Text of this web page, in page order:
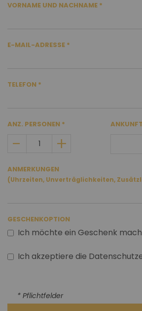
VORNAME UND NACHNAME
E-MAIL-ADRESSE
TELEFON
ANZ. PERSONEN
ANMERKUNGEN
(Uhrzeiten, Unverträglichkeiten,
GESCHENKOPTION
Ich möchte ein Geschenk
Ich akzeptiere die
* Pflichtfelder